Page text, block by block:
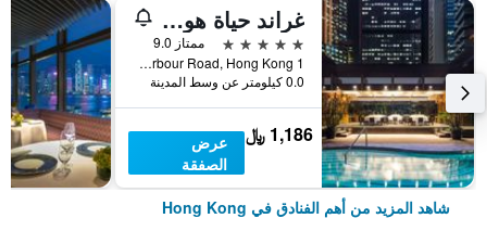
غراند حياة هونغ كونغ
5 نجوم
ممتاز 9.0
1 Harbour Road, Hong Kong, هونغ كونغ
0.0 كيلومتر عن وسط المدينة
1,186 ﷼
عرض
الصفقة
شاهد المزيد من أهم الفنادق في Hong Kong